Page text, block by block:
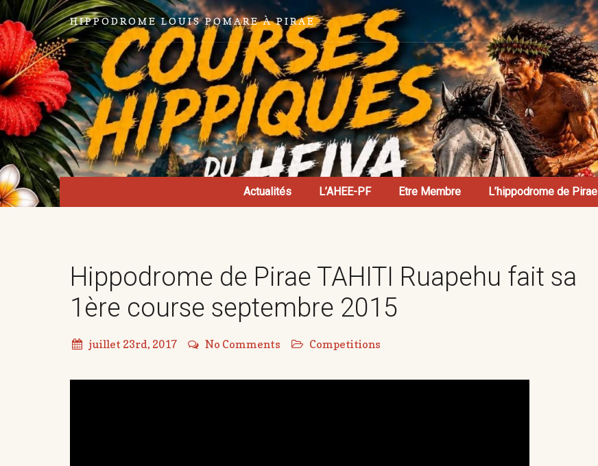
HIPPODROME LOUIS POMARE À PIRAE
Actualités L’AHEE-PF Etre Membre L’hippodrome de Pirae
Hippodrome de Pirae TAHITI Ruapehu fait sa
1ère course septembre 2015
juillet 23rd, 2017 No Comments Competitions